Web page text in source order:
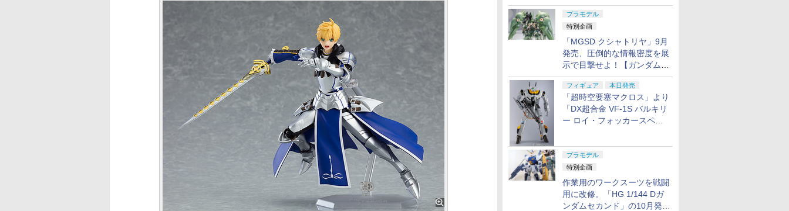
プラモデル
特別企画
「MGSD クシャトリヤ」9月
発売、圧倒的な情報密度を展
示で目撃せよ！【ガンダムベ
ース撮り下ろし】
フィギュア 本日発売
「超時空要塞マクロス」より
「DX超合金 VF-1S バルキリ
ー ロイ・フォッカースペシ
プラモデル
特別企画
作業用のワークスーツを戦闘
用に改修。「HG 1/144 Dガ
ンダムセカンド」の10月発送